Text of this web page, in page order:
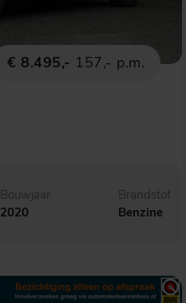
€ 8.495,- 157,- p.m.
Bouwjaar
2020
Brandstof
Benzine